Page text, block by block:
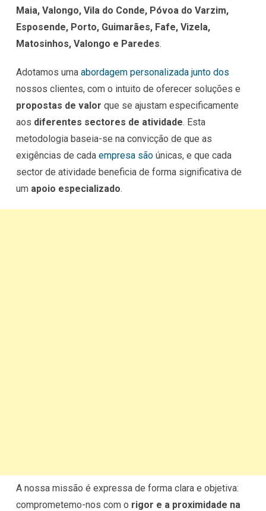
Maia, Valongo, Vila do Conde, Póvoa do Varzim,
Esposende, Porto, Guimarães, Fafe, Vizela,
Matosinhos, Valongo e Paredes.
Adotamos uma abordagem personalizada junto dos
nossos clientes, com o intuito de oferecer soluções e
propostas de valor que se ajustam especificamente
aos diferentes sectores de atividade. Esta
metodologia baseia-se na convicção de que as
exigências de cada empresa são únicas, e que cada
sector de atividade beneficia de forma significativa de
um apoio especializado.
A nossa missão é expressa de forma clara e objetiva:
comprometemo-nos com o rigor e a proximidade na